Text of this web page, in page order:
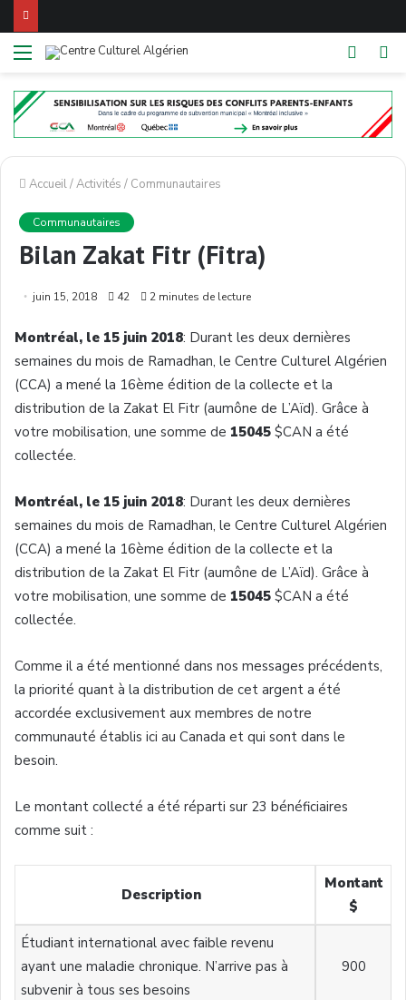
Menu
Switch
Accueil/Activités / Communautaires
Communautaires
Bilan Zakat Fitr (Fitra)
juin 15, 2018 42 2 minutes de lecture
Montréal, le 15 juin 2018: Durant les deux dernières
semaines du mois de Ramadhan, le Centre Culturel Algérien
(CCA) a mené la 16ème édition de la collecte et la
distribution de la Zakat El Fitr (aumône de L’Aïd). Grâce à
votre mobilisation, une somme de 15045 $CAN a été
collectée.
Montréal, le 15 juin 2018: Durant les deux dernières
semaines du mois de Ramadhan, le Centre Culturel Algérien
(CCA) a mené la 16ème édition de la collecte et la
distribution de la Zakat El Fitr (aumône de L’Aïd). Grâce à
votre mobilisation, une somme de 15045 $CAN a été
collectée.
Comme il a été mentionné dans nos messages précédents,
la priorité quant à la distribution de cet argent a été
accordée exclusivement aux membres de notre
communauté établis ici au Canada et qui sont dans le
besoin.
Le montant collecté a été réparti sur 23 bénéficiaires
comme suit :
Description
Montant
$
Étudiant international avec faible revenu
ayant une maladie chronique. N’arrive pas à
subvenir à tous ses besoins
900